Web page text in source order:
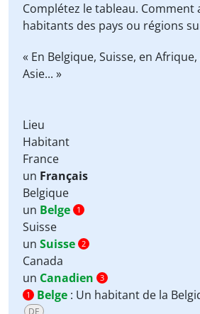
Complétez le tableau. Comment
habitants des pays ou régions
« En Belgique, Suisse, en
Asie... »
Lieu
Habitant
France
un Français
Belgique
un Belge 1
Suisse
un Suisse 2
Canada
un Canadien
3
1
Belge : Un habitant de la
DE